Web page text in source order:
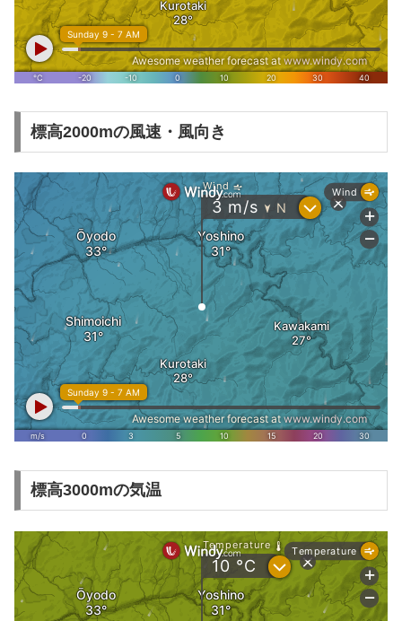
標高2000mの風速・風向き
標高3000mの気温